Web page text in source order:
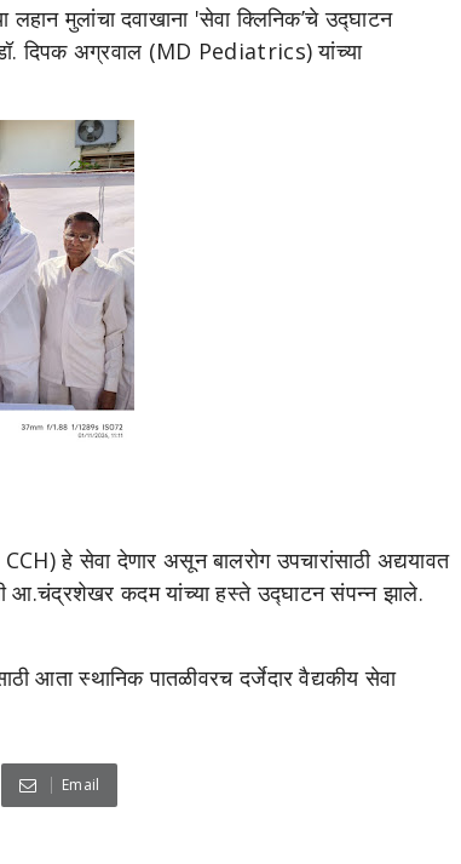
मुलांचा दवाखाना 'सेवा क्लिनिक’चे उद्घाटन
दिपक अग्रवाल (MD Pediatrics) यांच्या
हे सेवा देणार असून बालरोग उपचारांसाठी अद्ययावत
आ.चंद्रशेखर कदम यांच्या हस्ते उद्घाटन संपन्न झाले.
आता स्थानिक पातळीवरच दर्जेदार वैद्यकीय सेवा
Email